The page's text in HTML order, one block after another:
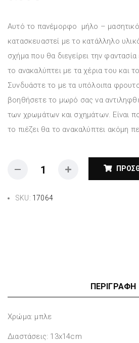
Αυτό το πανέμορφο μήλο – μασητικό
κατασκευαστεί με το κατάλληλο
σχήμα που θα διεγείρει την
το ανακαλύπτει με τα χέρια του και
Συνδυάστε το με τα υπόλοιπα
βοηθήσετε το μωρό σας να
των χρωμάτων και σχημάτων. Είναι
το πιέζει θα το ανακαλύπτει ακόμη
SKU: 17064
ΠΕΡΙΓΡΑΦΉ
Χρώμα: μπλε
Διαστάσεις: 13x14cm